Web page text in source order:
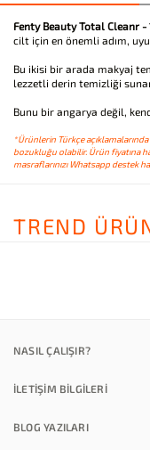
Fenty Beauty Total Cleanr -
cilt için en önemli adım,
Bu ikisi bir arada makyaj
lezzetli derin temizliği
Bunu bir angarya değil,
*Ürünlerin Türkçe açıklamalarında
bozukluğu olabilir. Ürün fiyatına
masraflarınızı Whatsapp destek
TREND
NASIL ÇALIŞIR?
İLETİŞİM BİLGİLERİ
BLOG YAZILARI